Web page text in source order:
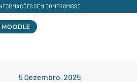
SEM COMPROMISSO
MOODLE
5 Dezembro, 2025